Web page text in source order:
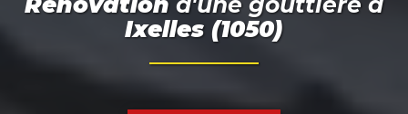
Ixelles (1050)